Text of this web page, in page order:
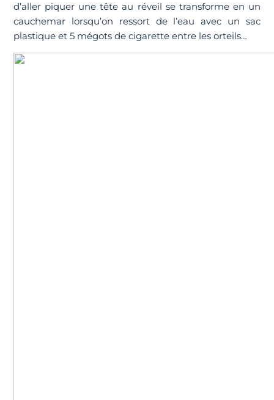
d’aller piquer une tête au réveil se transforme en un
cauchemar lorsqu’on ressort de l’eau avec un sac
plastique et 5 mégots de cigarette entre les orteils…